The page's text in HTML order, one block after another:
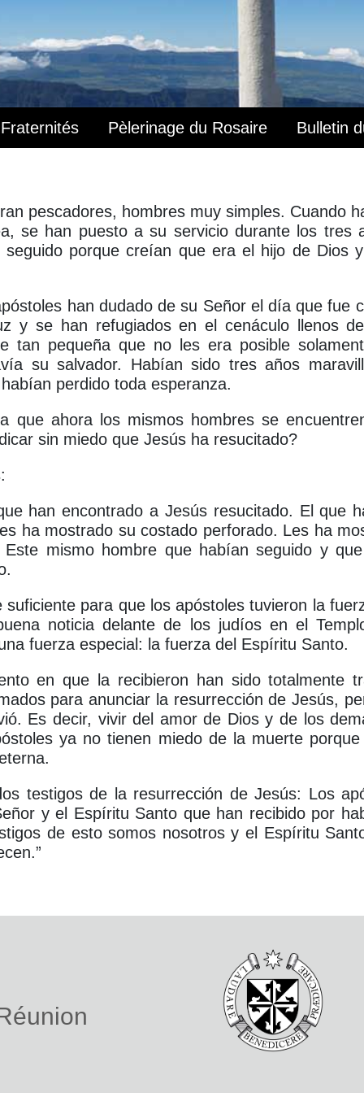
Fraternités Pèlerinage du Rosaire Bulletin
pescadores, hombres muy simples. Cuando
se han puesto a su servicio durante los tres
seguido porque creían que era el hijo de Dios
han dudado de su Señor el día que fue
y se han refugiados en el cenáculo llenos
tan pequeña que no les era posible
su salvador. Habían sido tres años
perdido toda esperanza.
que ahora los mismos hombres se
sin miedo que Jesús ha resucitado?
han encontrado a Jesús resucitado. El que
ha mostrado su costado perforado. Les ha
mismo hombre que habían seguido y
suficiente para que los apóstoles tuvieron la
noticia delante de los judíos en el
fuerza especial: la fuerza del Espíritu Santo.
en que la recibieron han sido totalmente
para anunciar la resurrección de Jesús,
Es decir, vivir del amor de Dios y de los
ya no tienen miedo de la muerte
testigos de la resurrección de Jesús: Los
y el Espíritu Santo que han recibido por
de esto somos nosotros y el Espíritu